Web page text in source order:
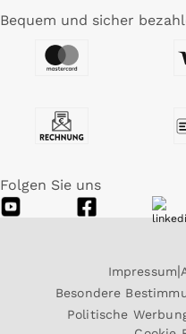
Bequem und sicher
Folgen Sie uns
Impressum
Besondere
Politische